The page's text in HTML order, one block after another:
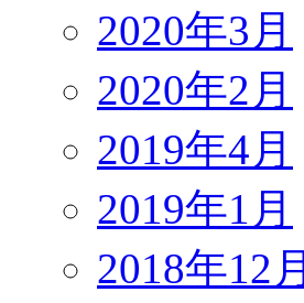
2020年3月
2020年2月
2019年4月
2019年1月
2018年12月